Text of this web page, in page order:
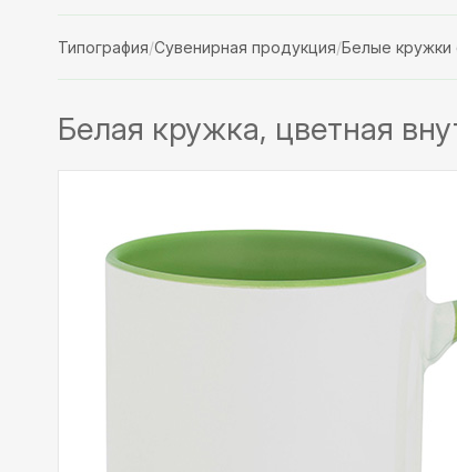
Типография/Сувенирная продукция/Белые кружки
Белая кружка, цветная